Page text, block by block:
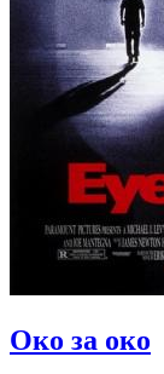
Око за око